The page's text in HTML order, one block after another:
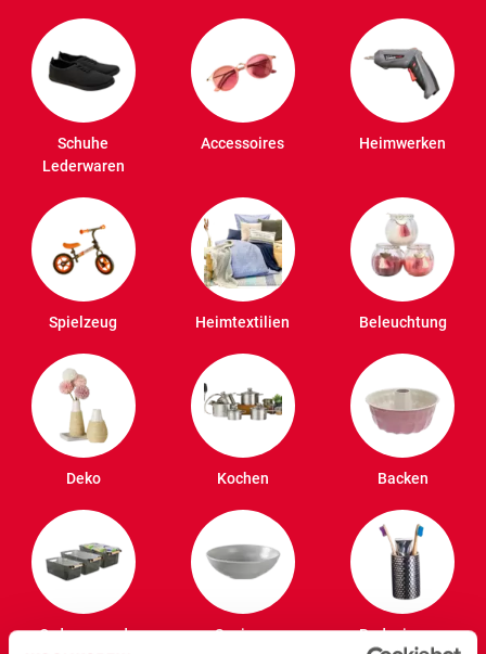
Schuhe
Lederwaren
Accessoires Heimwerken
Spielzeug Heimtextilien Beleuchtung
Deko Kochen Backen
Ordnung und
Speisen Badezimmer